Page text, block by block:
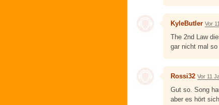
KyleButler Vor
The 2nd Law
gar nicht mal
Rossi32 Vor 11
Gut so. Song
aber es hört